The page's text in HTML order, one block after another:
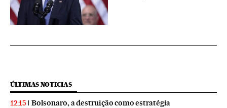
ÚLTIMAS NOTICIAS
12:15 Bolsonaro, a destruição como estratégia